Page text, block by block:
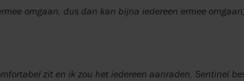
omgaan, dus dan kan bijna iedereen ermee
zit en ik zou het iedereen aanraden. Sentinel